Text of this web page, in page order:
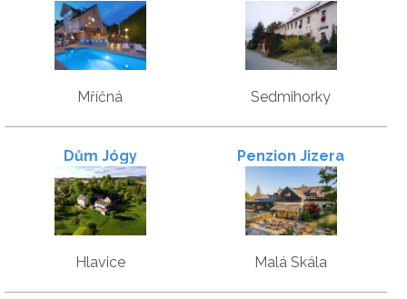
Mříčná Sedmihorky
Dům Jógy
Hlavice
Penzion Jizera
Malá Skála